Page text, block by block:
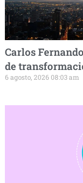
Carlos
de
6 agosto, 2026 08:03 am